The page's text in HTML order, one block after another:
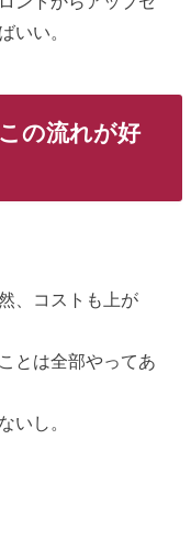
いい。
の流れが好
、コストも上が
とは全部やってあ
いし。